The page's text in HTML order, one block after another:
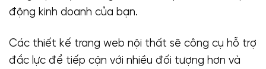
động kinh doanh của bạn.
Các thiết kế trang web nội thất sẽ công cụ hỗ trợ
đắc lực để tiếp cận với nhiều đối tượng hơn và